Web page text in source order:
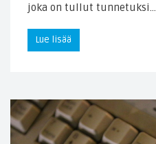
joka on tullut tunnetuksi…
Lue lisää